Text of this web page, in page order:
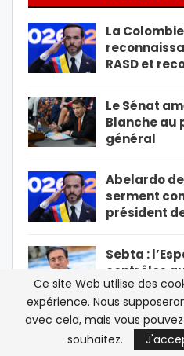
La
RASD et
Le Sénat
Blanche au
général
Abelardo
serment
président
Sebta :
contrôles
PRÉCÉDENT SUIVANT 1 De
Ce site Web utilise des
expérience. Nous
avec cela, mais vous
souhaitez.